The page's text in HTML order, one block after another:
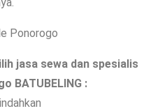
jasa sewa dan spesialis
BATUBELING :